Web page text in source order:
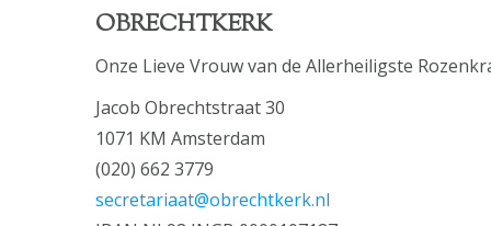
OBRECHTKERK
Onze Lieve Vrouw van de Allerheiligste
Jacob Obrechtstraat 30
1071 KM Amsterdam
(020) 662 3779
secretariaat@obrechtkerk.nl